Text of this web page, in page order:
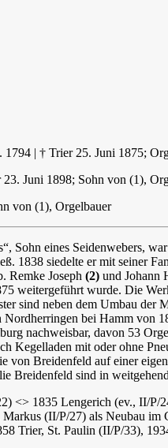
| † Trier 25. Juni 1875;
Juni 1898; Sohn von (1),
von (1), Orgelbauer
Sohn eines Seidenwebers,
1838 siedelte er mit seiner
Remke Joseph (2) und Johann
weitergeführt wurde. Die
sind neben dem Umbau
bei Hamm von
nachweisbar, davon 53
Kegelladen mit oder ohne
von Breidenfeld auf einer
Breidenfeld sind in
<> 1835 Lengerich (ev., II/P/
(II/P/27) als Neubau
Trier, St. Paulin (II/P/33),